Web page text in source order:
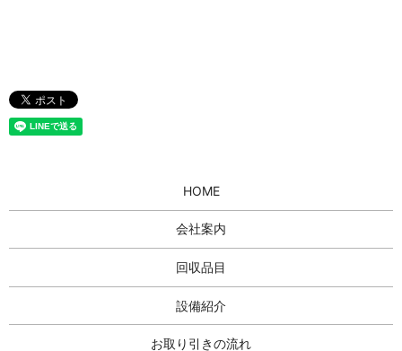
HOME
会社案内
回収品目
設備紹介
お取り引きの流れ